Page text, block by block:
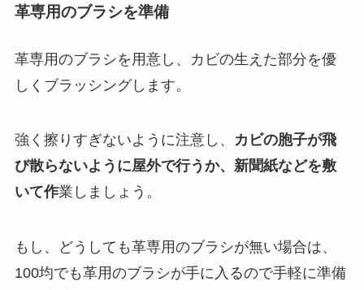
革専用のブラシを準備
革専用のブラシを用意し、カビの生えた部分を優
しくブラッシングします。
強く擦りすぎないように注意し、
カビの胞子が飛
び散らないように屋外で行うか、新聞紙などを敷
いて作業しましょう。
もし、どうしても革専用のブラシが無い場合は、
100均でも革用のブラシが手に入るので手軽に準備